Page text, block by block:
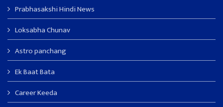
Prabhasakshi Hindi News
Loksabha Chunav
Astro panchang
Ek Baat Bata
Career Keeda